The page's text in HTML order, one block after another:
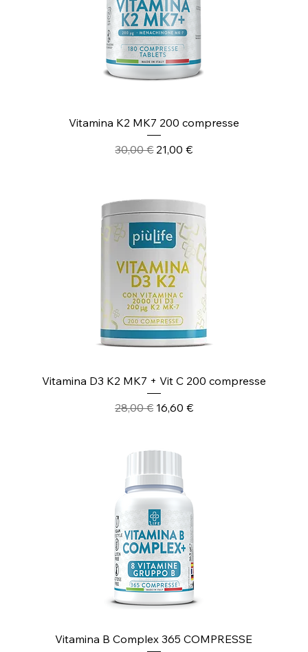
Vitamina K2 MK7 200 compresse
Prezzo regolare
30,00 € Prezzo scontato
21,00 €
Vitamina D3 K2 MK7 + Vit C 200 compresse
Prezzo regolare
28,00 € Prezzo scontato
16,60 €
Vitamina B Complex 365 COMPRESSE